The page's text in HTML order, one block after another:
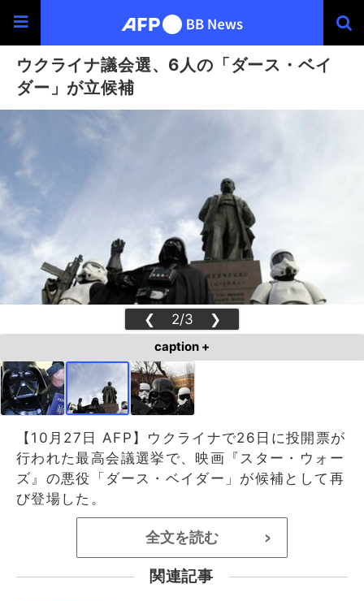
ウクライナ議会選、6人の「ダース・ベイ
ダー」が立候補
❮ 2/3 ❯
caption +
【10月27日 AFP】ウクライナで26日に投開票が
行われた最高会議選挙で、映画『スター・ウォー
ズ』の悪役「ダース・ベイダー」が候補として再
び登場した。
全文を読む >
関連記事